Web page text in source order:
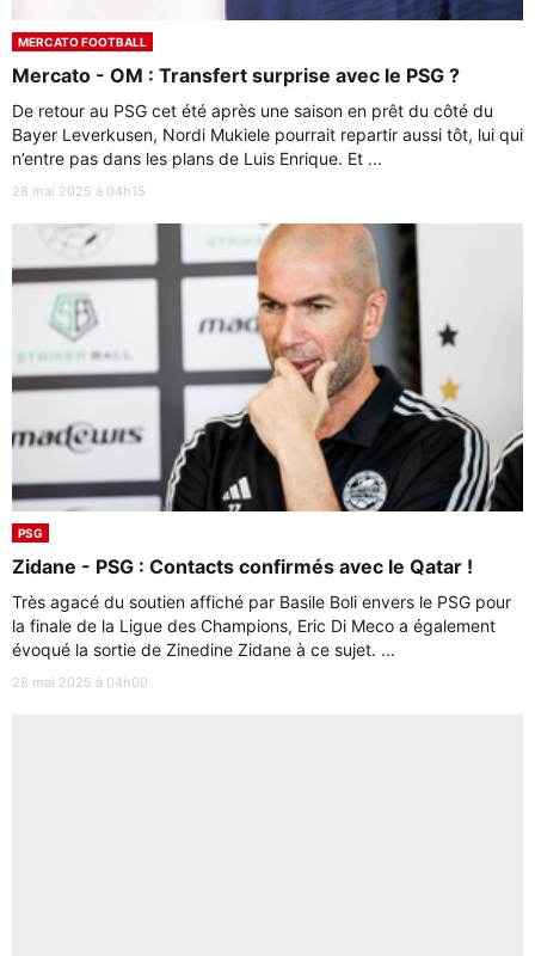
MERCATO FOOTBALL
Mercato - OM : Transfert surprise avec le PSG ?
De retour au PSG cet été après une saison en prêt du côté du
Bayer Leverkusen, Nordi Mukiele pourrait repartir aussi tôt, lui qui
n’entre pas dans les plans de Luis Enrique. Et ...
28 mai 2025 à 04h15
PSG
Zidane - PSG : Contacts confirmés avec le Qatar !
Très agacé du soutien affiché par Basile Boli envers le PSG pour
la finale de la Ligue des Champions, Eric Di Meco a également
évoqué la sortie de Zinedine Zidane à ce sujet. ...
28 mai 2025 à 04h00